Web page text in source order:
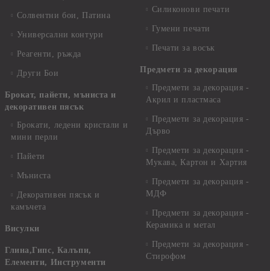
Солвентни бои, Патина
Универсални контури
Реагенти, ръжда
Други Бои
Брокат, пайети, мъниста и
декоративен пясък
Брокати, ледени кристали и
мини перли
Пайети
Мъниста
Декоративен пясък и
камъчета
Висулки
Глина,Гипс, Калъпи,
Елементи, Инструменти
Силиконови печати
Гумени печати
Печати за восък
Предмети за декорация
Предмети за декорация -
Акрил и пластмаса
Предмети за декорация -
Дърво
Предмети за декорация -
Мукава, Картон и Хартия
Предмети за декорация -
МДФ
Предмети за декорация -
Керамика и метал
Предмети за декорация -
Стирофом